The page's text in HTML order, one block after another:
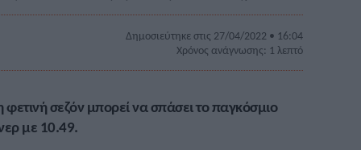
Δημοσιεύτηκε στις 27/04/2022 • 16:04
Χρόνος ανάγνωσης: 1 λεπτό
φετινή σεζόν μπορεί να σπάσει το παγκόσμιο
με 10.49.